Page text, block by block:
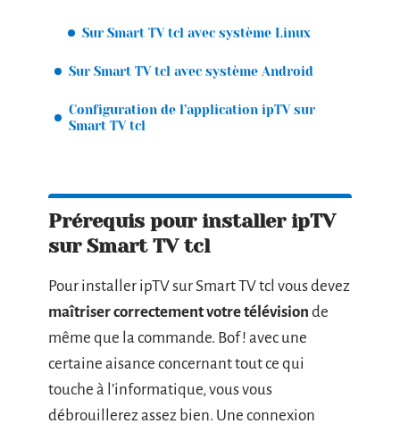
Sur Smart TV tcl avec système Linux
Sur Smart TV tcl avec système Android
Configuration de l’application ipTV sur
Smart TV tcl
Prérequis pour installer ipTV
sur Smart TV tcl
Pour installer ipTV sur Smart TV tcl vous devez
maîtriser correctement votre télévision de
même que la commande. Bof ! avec une
certaine aisance concernant tout ce qui
touche à l’informatique, vous vous
débrouillerez assez bien. Une connexion